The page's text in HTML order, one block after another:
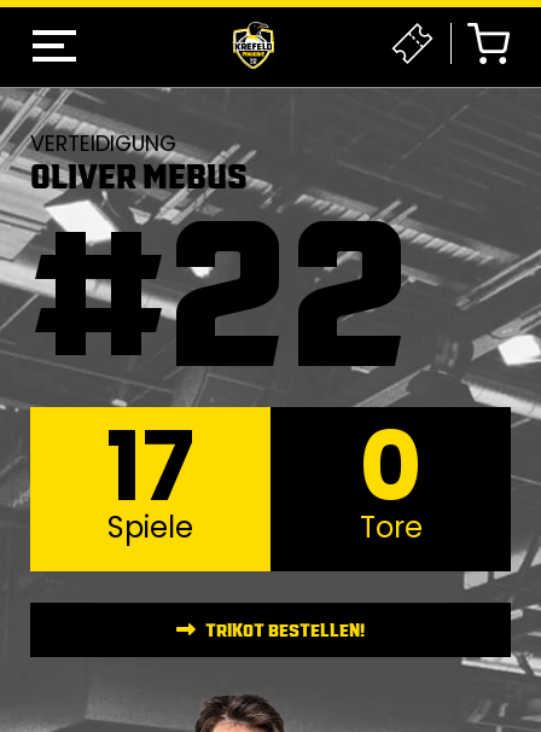
VERTEIDIGUNG
OLIVER MEBUS
#22
17
Spiele 0
Tore
TRIKOT BESTELLEN!